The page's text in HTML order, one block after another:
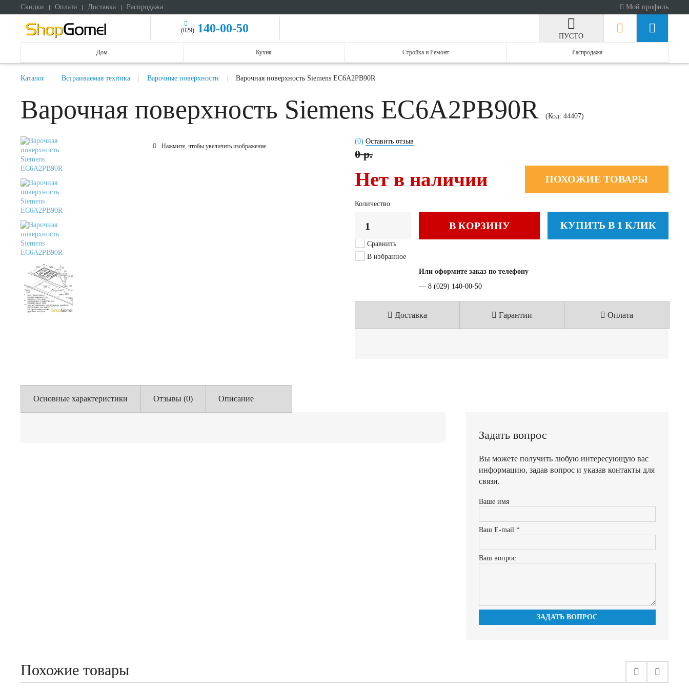
Скидки Оплата Доставка Распродажа Мой профиль
(029) 140-00-50
ПУСТО
Дом Кухня Стройка и Ремонт Распродажа
Каталог Встраиваемая техника Варочные поверхности Варочная поверхность Siemens EC6A2PB90R
Варочная поверхность Siemens EC6A2PB90R (Код: 44407)
Нажмите, чтобы увеличить изображение
(0) Оставить отзыв
0 р.
Нет в наличии ПОХОЖИЕ ТОВАРЫ
Количество
В КОРЗИНУ КУПИТЬ В 1 КЛИК
Сравнить
В избранное
Или оформите заказ по телефону
— 8 (029) 140-00-50
Доставка Гарантии Оплата
Основные характеристики Отзывы (0) Описание
Задать вопрос
Вы можете получить любую интересующую вас
информацию, задав вопрос и указав контакты для
связи.
Ваше имя
Ваш E-mail *
Ваш вопрос
ЗАДАТЬ ВОПРОС
Похожие товары